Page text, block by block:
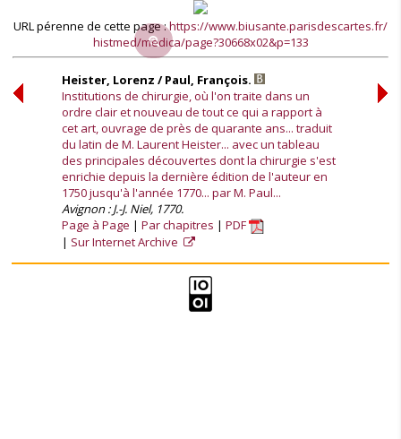
URL pérenne de cette page :https://www.biusante.parisdescartes.fr/
histmed/medica/page?30668x02&p=133
Heister, Lorenz / Paul, François.
Institutions de chirurgie, où l'on traite dans un
ordre clair et nouveau de tout ce qui a rapport à
cet art, ouvrage de près de quarante ans... traduit
du latin de M. Laurent Heister... avec un tableau
des principales découvertes dont la chirurgie s'est
enrichie depuis la dernière édition de l'auteur en
1750 jusqu'à l'année 1770... par M. Paul...
Avignon : J.-J. Niel, 1770.
Page à Page
Par chapitres
PDF
Sur Internet Archive